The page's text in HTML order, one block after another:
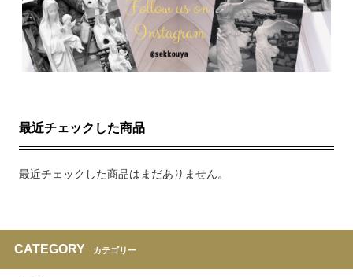
最近チェックした商品
最近チェックした商品はまだありません。
CATEGORY カテゴリー